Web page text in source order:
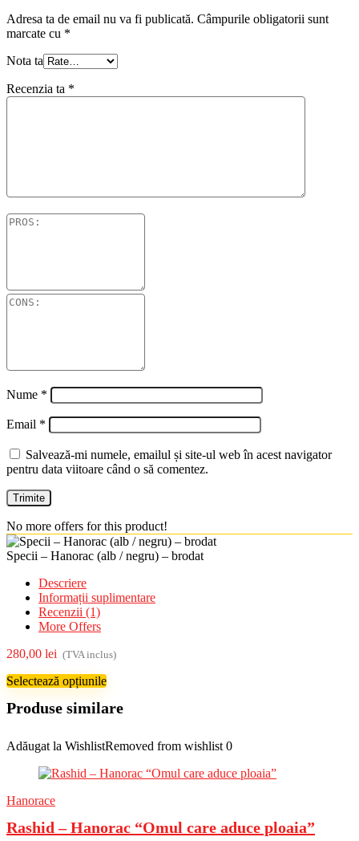
Adresa ta de email nu va fi publicată. Câmpurile obligatorii sunt
marcate cu *
Nota ta
Recenzia ta *
Nume *
Email *
Salvează-mi numele, emailul și site-ul web în acest navigator
pentru data viitoare când o să comentez.
No more offers for this product!
Specii – Hanorac (alb / negru) – brodat
Descriere
Informații suplimentare
Recenzii (1)
More Offers
280,00 lei (TVA inclus)
Selectează opțiunile
Produse similare
Adăugat la WishlistRemoved from wishlist 0
Hanorace
Rashid – Hanorac “Omul care aduce ploaia”